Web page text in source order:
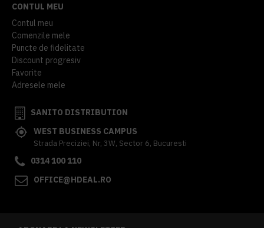
CONTUL MEU
Contul meu
Comenzile mele
Puncte de fidelitate
Discount progresiv
Favorite
Adresele mele
SANITO DISTRIBUTION
WEST BUSINESS CAMPUS
Strada Preciziei, Nr, 3W, Sector 6, Bucuresti
0314 100 110
OFFICE@HDEAL.RO